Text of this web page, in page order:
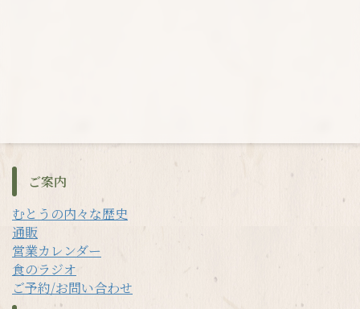
ご案内
むとうの内々な歴史
通販
営業カレンダー
食のラジオ
ご予約/お問い合わせ